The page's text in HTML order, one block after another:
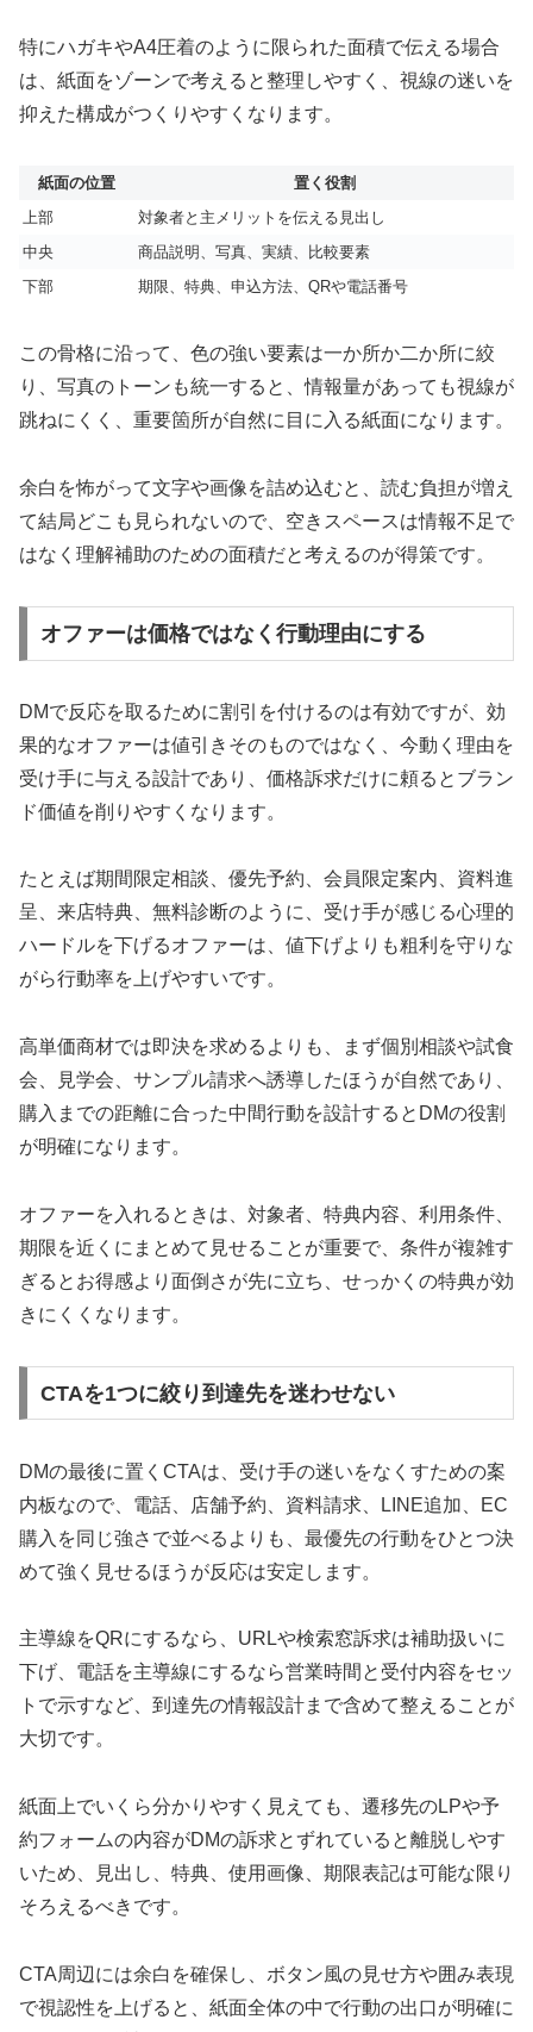
特にハガキやA4圧着のように限られた面積で伝える場合
は、紙面をゾーンで考えると整理しやすく、視線の迷いを
抑えた構成がつくりやすくなります。
紙面の位置
置く役割
上部
対象者と主メリットを伝える見出し
中央
商品説明、写真、実績、比較要素
下部
期限、特典、申込方法、QRや電話番号
この骨格に沿って、色の強い要素は一か所か二か所に絞
り、写真のトーンも統一すると、情報量があっても視線が
跳ねにくく、重要箇所が自然に目に入る紙面になります。
余白を怖がって文字や画像を詰め込むと、読む負担が増え
て結局どこも見られないので、空きスペースは情報不足で
はなく理解補助のための面積だと考えるのが得策です。
オファーは価格ではなく行動理由にする
DMで反応を取るために割引を付けるのは有効ですが、効
果的なオファーは値引きそのものではなく、今動く理由を
受け手に与える設計であり、価格訴求だけに頼るとブラン
ド価値を削りやすくなります。
たとえば期間限定相談、優先予約、会員限定案内、資料進
呈、来店特典、無料診断のように、受け手が感じる心理的
ハードルを下げるオファーは、値下げよりも粗利を守りな
がら行動率を上げやすいです。
高単価商材では即決を求めるよりも、まず個別相談や試食
会、見学会、サンプル請求へ誘導したほうが自然であり、
購入までの距離に合った中間行動を設計するとDMの役割
が明確になります。
オファーを入れるときは、対象者、特典内容、利用条件、
期限を近くにまとめて見せることが重要で、条件が複雑す
ぎるとお得感より面倒さが先に立ち、せっかくの特典が効
きにくくなります。
CTAを1つに絞り到達先を迷わせない
DMの最後に置くCTAは、受け手の迷いをなくすための案
内板なので、電話、店舗予約、資料請求、LINE追加、EC
購入を同じ強さで並べるよりも、最優先の行動をひとつ決
めて強く見せるほうが反応は安定します。
主導線をQRにするなら、URLや検索窓訴求は補助扱いに
下げ、電話を主導線にするなら営業時間と受付内容をセッ
トで示すなど、到達先の情報設計まで含めて整えることが
大切です。
紙面上でいくら分かりやすく見えても、遷移先のLPや予
約フォームの内容がDMの訴求とずれていると離脱しやす
いため、見出し、特典、使用画像、期限表記は可能な限り
そろえるべきです。
CTA周辺には余白を確保し、ボタン風の見せ方や囲み表現
で視認性を上げると、紙面全体の中で行動の出口が明確に